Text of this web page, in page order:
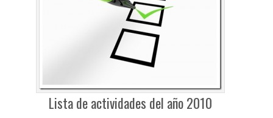
Lista de actividades del año 2010